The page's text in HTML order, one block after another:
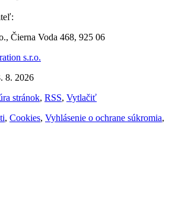
Čierna Voda 468, 925 06
s.r.o.
8. 2026
stránok, RSS, Vytlačiť
, Cookies, Vyhlásenie o ochrane súkromia,